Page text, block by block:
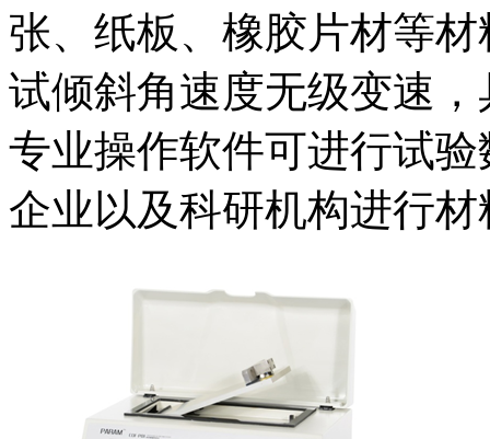
张、纸板、橡胶片材等
试倾斜角速度无级变速
专业操作软件可进行试
企业以及科研机构进行